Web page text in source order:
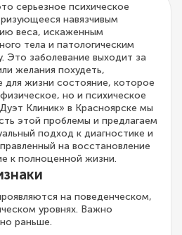
серьезное психическое
навязчивым
веса, искаженным
тела и патологическим
Это заболевание выходит за
желания похудеть,
для жизни состояние, которое
но и психическое
Клиник» в Красноярске мы
этой проблемы и предлагаем
подход к диагностике и
на восстановление
к полноценной жизни.
на поведенческом,
уровнях. Важно
раньше.